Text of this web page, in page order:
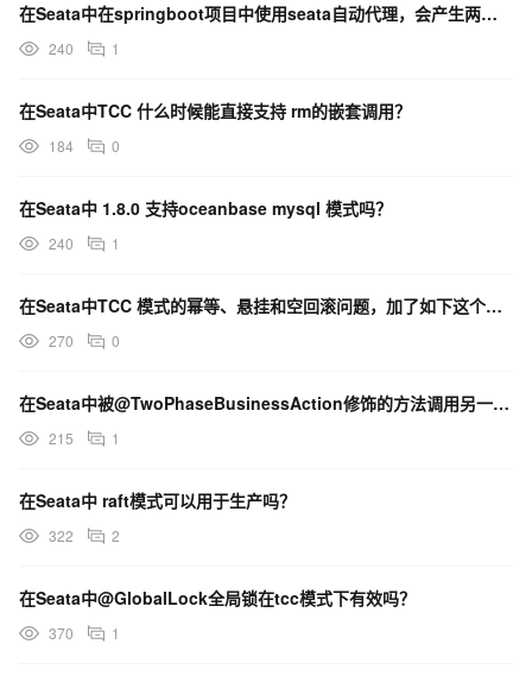
在Seata中在springboot项目中使用seata自动代理，会产生两个库的分支事务，如何解决？
240 1
在Seata中TCC 什么时候能直接支持 rm的嵌套调用？
184 0
在Seata中 1.8.0 支持oceanbase mysql 模式吗？
240 1
在Seata中TCC 模式的幂等、悬挂和空回滚问题，加了如下这个注解后，我们要写相关代码吗？
270 0
在Seata中被@TwoPhaseBusinessAction修饰的方法调用另一个方法，这样支持吗？
215 1
在Seata中 raft模式可以用于生产吗？
322 2
在Seata中@GlobalLock全局锁在tcc模式下有效吗？
370 1